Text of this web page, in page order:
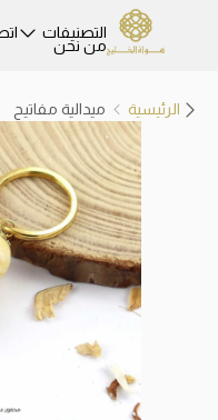
التصنيفات
من نحن
الرئيسية ميدالية مفاتيح